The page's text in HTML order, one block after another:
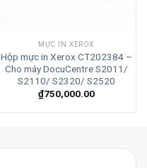
MỰC IN XEROX
Hộp mực in Xerox CT202384 –
Cho máy DocuCentre S2011/
S2110/ S2320/ S2520
₫750,000.00